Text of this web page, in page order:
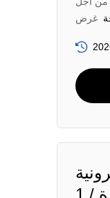
غرض
لفيتنام (متعددة / 1